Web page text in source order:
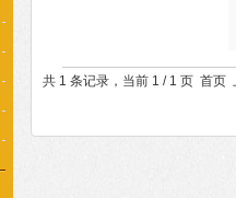
共 1 条记录，当前 1 / 1 页 首